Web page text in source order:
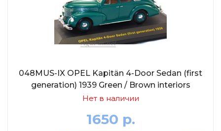
048MUS-IX OPEL Kapitän 4-Door Sedan (first
generation) 1939 Green / Brown interiors
Нет в наличии
1650 р.